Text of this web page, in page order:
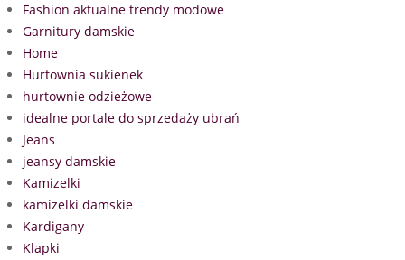
Fashion aktualne trendy modowe
Garnitury damskie
Home
Hurtownia sukienek
hurtownie odzieżowe
idealne portale do sprzedaży ubrań
Jeans
jeansy damskie
Kamizelki
kamizelki damskie
Kardigany
Klapki